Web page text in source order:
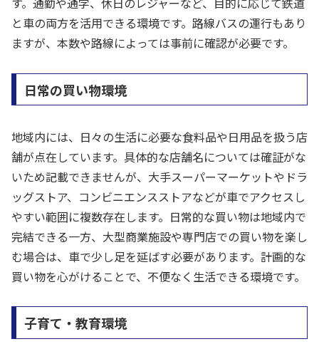
と車の両方を活用できる環境です。路線バスの運行もあり
ますが、本数や路線によっては事前に確認が必要です。
日常の買い物環境
地域内には、日々の生活に必要な食料品や日用品を扱う店
舗が点在しています。具体的な店舗名については確証がな
いため記載できませんが、大手スーパーマーケットやドラ
ッグストア、コンビニエンスストアなどが車でアクセスし
やすい範囲に複数存在します。日常的な買い物は地域内で
完結できる一方、大型商業施設や専門店での買い物を楽し
む場合は、車で少し足を延ばす必要があります。計画的な
買い物を心がけることで、不便なく生活できる環境です。
子育て・教育環境